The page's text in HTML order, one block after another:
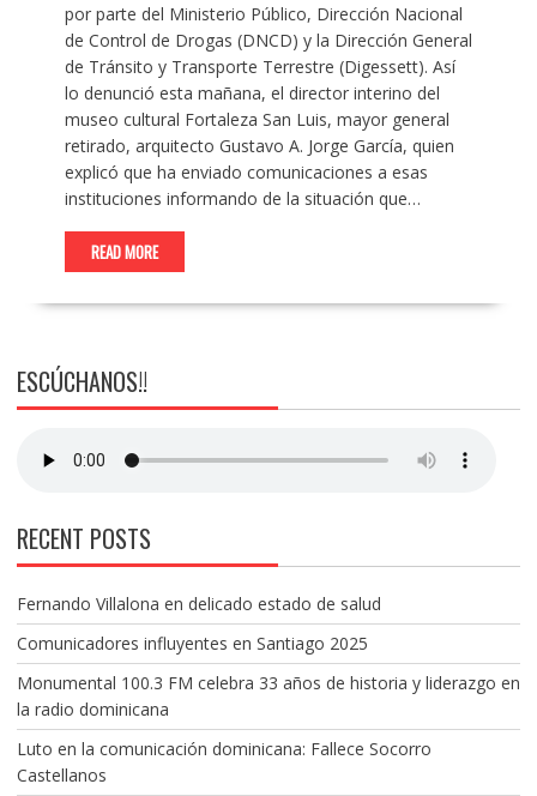
por parte del Ministerio Público, Dirección Nacional
de Control de Drogas (DNCD) y la Dirección General
de Tránsito y Transporte Terrestre (Digessett). Así
lo denunció esta mañana, el director interino del
museo cultural Fortaleza San Luis, mayor general
retirado, arquitecto Gustavo A. Jorge García, quien
explicó que ha enviado comunicaciones a esas
instituciones informando de la situación que…
READ MORE
ESCÚCHANOS!!
RECENT POSTS
Fernando Villalona en delicado estado de salud
Comunicadores influyentes en Santiago 2025
Monumental 100.3 FM celebra 33 años de historia y liderazgo en
la radio dominicana
Luto en la comunicación dominicana: Fallece Socorro
Castellanos